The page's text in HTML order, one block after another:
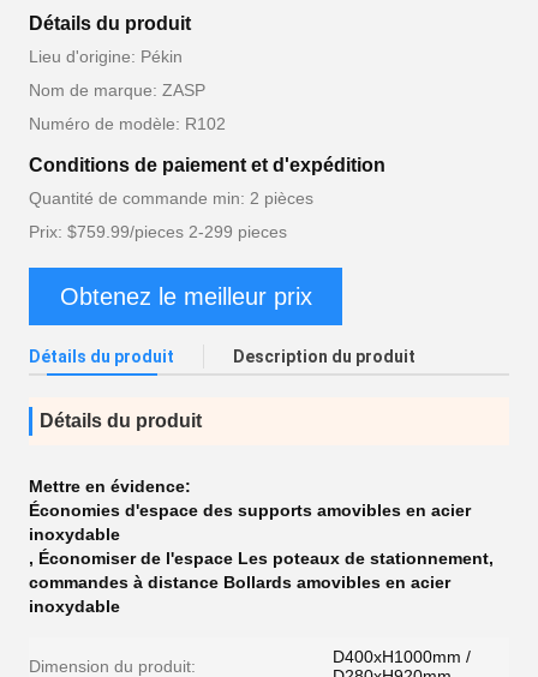
Détails du produit
Lieu d'origine: Pékin
Nom de marque: ZASP
Numéro de modèle: R102
Conditions de paiement et d'expédition
Quantité de commande min: 2 pièces
Prix: $759.99/pieces 2-299 pieces
Obtenez le meilleur prix
Détails du produit Description du produit
Détails du produit
Mettre en évidence:
Économies d'espace des supports amovibles en acier
inoxydable
, Économiser de l'espace Les poteaux de stationnement,
commandes à distance Bollards amovibles en acier
inoxydable
Dimension du produit:
D400xH1000mm /